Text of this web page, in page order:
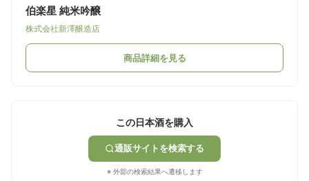
伯楽星 純米吟醸
株式会社新澤醸造店
商品詳細を見る
この日本酒を購入
通販サイトを検索する
※ 外部の検索結果へ遷移します